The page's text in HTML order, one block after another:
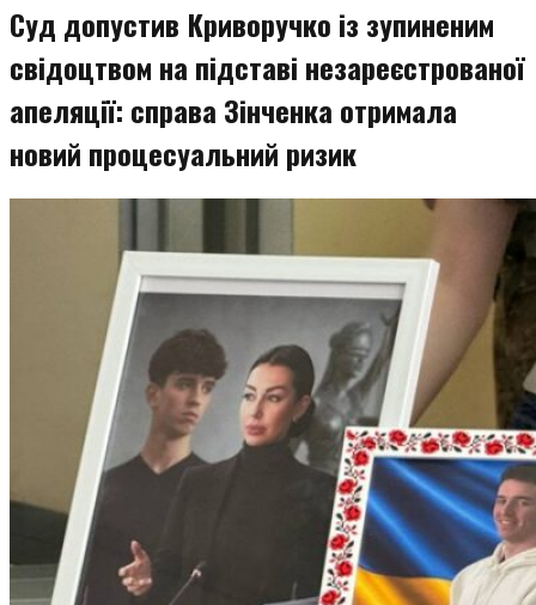
Суд допустив Криворучко із зупиненим
свідоцтвом на підставі незареєстрованої
апеляції: справа Зінченка отримала
новий процесуальний ризик